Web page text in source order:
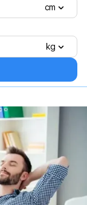
cm
kg